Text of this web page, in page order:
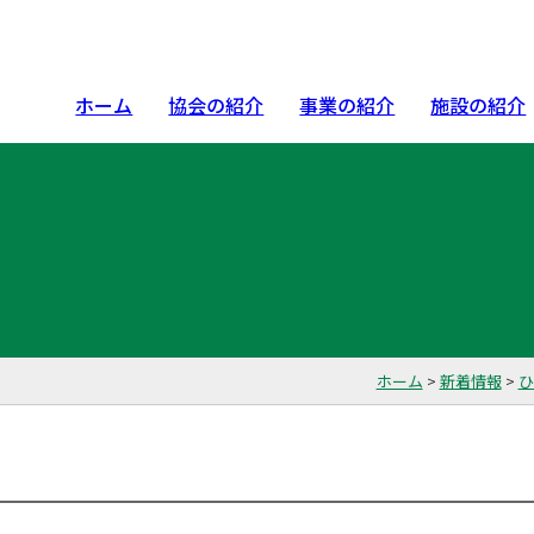
ホーム 協会の紹介 事業の紹介 施設の紹介
ホーム > 新着情報>